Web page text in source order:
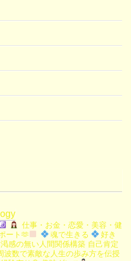
仕事・お金・恋愛・美容・健
ート🫶 魂で生きる
好き
感の無い人間関係構築 自己肯定
波数で素敵な人生の歩み方を伝授